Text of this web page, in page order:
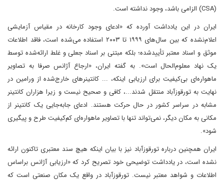
(CSA) الزامی باشد، وجود نداشته است.
ایران در این یادداشت آورده که «ادعای وجود کارخانه در مقیاس آزمایشی
اعلام‌نشده که بین سال‌های ۱۹۹۹ تا ۲۰۰۳ استفاده می‌شده است، فاقد اطلاعات
موثق و اسناد معتبر تأیید‌شده؛ بلکه مبتنی بر اسناد جعلی و غلط ارائه‌شده توسط
یک نهاد معلوم‌الحال است». به گفته ایران، «ارجاع آژانس صرفا به تصاویر
ماهواره‌ای بی‌کیفیت برای ارزیابی اینکه، ... کانتینرهای خارج‌شده از ورامین در
نهایت به تورقوزآباد منتقل شدند...، کافی و صحیح نیست و زیرا هزاران کانتینر
مشابه در سراسر کشور در حال حرکت هستند. ادعای جابه‌جایی یک کانتینر از
مکانی به مکان دیگر، نمی‌تواند تنها با تصاویر ماهواره‌ای کم‌کیفیت طرح و پیگیری
شود».
ایران همچنین درباره تورقوزآباد نیز با بیان اینکه هیچ سند معتبری تاکنون ارائه
نشده است، در یادداشت توضیحی خود تصریح کرد که «ارزیابی آژانس براساس
اطلاعات و شواهد معتبر نیست. تورقوز‌آباد در واقع یک مکان صنعتی است که